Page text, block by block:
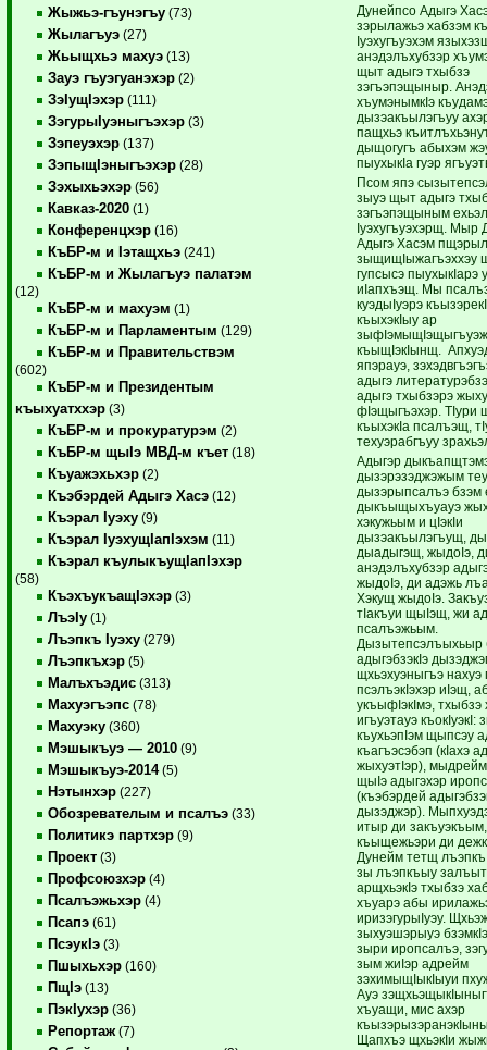
Жыжьэ-гъунэгъу (73)
Жылагъуэ (27)
Жьыщхьэ махуэ (13)
Зауэ гъуэгуанэхэр (2)
ЗэIущIэхэр (111)
ЗэгурыIуэныгъэхэр (3)
Зэпеуэхэр (137)
ЗэпыщIэныгъэхэр (28)
Зэхыхьэхэр (56)
Кавказ-2020 (1)
Конференцхэр (16)
КъБР-м и Iэтащхьэ (241)
КъБР-м и Жылагъуэ палатэм
(12)
КъБР-м и махуэм (1)
КъБР-м и Парламентым (129)
КъБР-м и Правительствэм
(602)
КъБР-м и Президентым
къыхуатххэр (3)
КъБР-м и прокуратурэм (2)
КъБР-м щыIэ МВД-м къет (18)
Къуажэхьхэр (2)
Къэбэрдей Адыгэ Хасэ (12)
Къэрал Iуэху (9)
Къэрал IуэхущIапIэхэм (11)
Къэрал къулыкъущIапIэхэр
(58)
КъэхъукъащIэхэр (3)
ЛъэIу (1)
Лъэпкъ Iуэху (279)
Лъэпкъхэр (5)
Малъхъэдис (313)
Махуэгъэпс (78)
Махуэку (360)
Мэшыкъуэ — 2010 (9)
Мэшыкъуэ-2014(5)
Нэтынхэр (227)
Обозревателым и псалъэ (33)
Политикэ партхэр (9)
Проект (3)
Профсоюзхэр (4)
Псалъэжьхэр (4)
Псапэ (61)
ПсэукIэ (3)
Пшыхьхэр (160)
ПщIэ (13)
ПэкIухэр (36)
Репортаж (7)
Дунейпсо Адыгэ
зэрылажьэ хабзэм
Iуэхугъуэхэм
анэдэлъхубзэр
щыт адыгэ тхыбзэ
зэгъэпэщыныр.
хъумэнымкIэ
дызэакъылэгъуу
пащхьэ
дыщогугъ абыхэм
пыухыкIа гуэр
Псом япэ
зыуэ щыт адыгэ
зэгъэпэщыным
Iуэхугъуэхэрщ. Мыр
Адыгэ Хасэм
зыщищIыжагъэххэу
гупсысэ пыухыкIарэ
иIапхъэщ. Мы
куэдыIуэрэ
къыхэкIыу ар
къыщIэкIынщ.
япэрауэ,
адыгэ
адыгэ тхыбзэрэ
фIэщыгъэхэр. ТIури
къыхэкIа псалъэщ,
техуэрабгъуу
Адыгэр
дызэрэзэджэжым
дызэрыпсалъэ бзэм
дыкъыщыхъуауэ
хэкужьым и цIэкIи
дызэакъылэгъущ,
дыадыгэщ, жыдоIэ,
анэдэлъхубзэр
жыдоIэ, ди адэжь
Хэкущ жыдоIэ.
тIакъуи щыIэщ, жи
псалъэжьым.
Дызытепсэлъыхьыр
адыгэбзэкIэ
щхьэхуэныгъэ нахуэ
псэлъэкIэхэр иIэщ,
укъыфIэкIмэ, тхыбзэ
игъуэтауэ къокIуэкI:
къухьэпIэм щыпсэу
къагъэсэбэп (кIахэ
жыхуэтIэр),
щыIэ адыгэхэр
(къэбэрдей
дызэджэр).
итыр ди закъуэкъым,
къыщежьэри ди
Дунейм тетщ
зы лъэпкъыу
арщхьэкIэ тхыбзэ
хъуарэ абы
иризэгурыIуэу.
зыхуэшэрыуэ
зыри иропсалъэ,
зым жиIэр адрейм
зэхимыщIыкIыуи
Ауэ
хъуащи, мис ахэр
Щапхъэ щхьэкIи